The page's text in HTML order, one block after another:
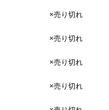
×売り切れ
×売り切れ
×売り切れ
×売り切れ